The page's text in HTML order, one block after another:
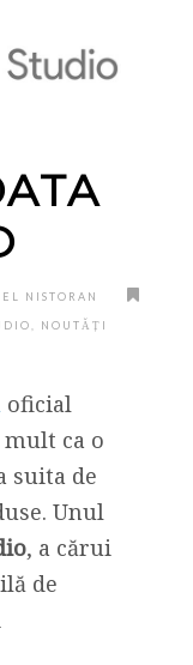
NISTORAN
NOUTĂȚI
oficial
ca o
suita de
Unul
, a cărui
de